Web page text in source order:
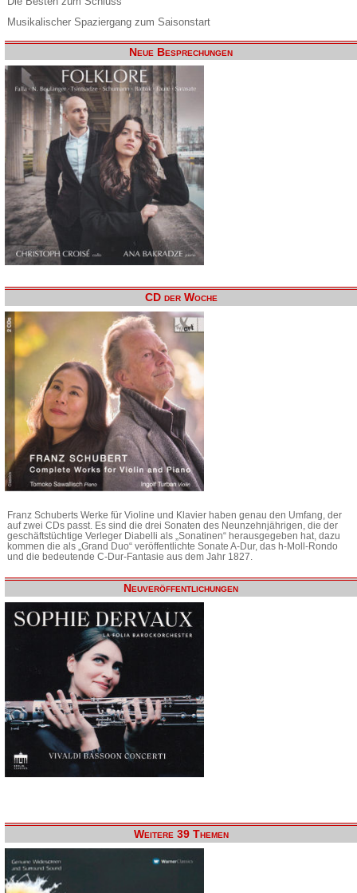
Musikalischer Spaziergang zum Saisonstart
Neue Besprechungen
CD der Woche
Franz Schuberts Werke für Violine und Klavier haben genau den Umfang, der
auf zwei CDs passt. Es sind die drei Sonaten des Neunzehnjährigen, die der
geschäftstüchtige Verleger Diabelli als „Sonatinen“ herausgegeben hat, dazu
kommen die als „Grand Duo“ veröffentlichte Sonate A-Dur, das h-Moll-Rondo
und die bedeutende C-Dur-Fantasie aus dem Jahr 1827.
Neuveröffentlichungen
Weitere 39 Themen